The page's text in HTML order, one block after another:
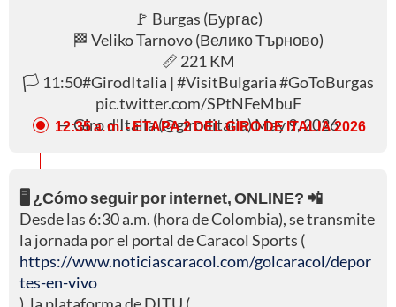
🚩 Burgas (Бургас)
🏁 Veliko Tarnovo (Велико Търново)
📏 221 KM
🏳️ 11:50#GirodItalia |#VisitBulgaria#GoToBurgas
pic.twitter.com/SPtNFeMbuF
— Giro d'Italia (@giroditalia)May 9, 2026
12:35 a. m.- ETAPA 2 DEL GIRO DE ITALIA 2026
🖥️ ¿Cómo seguir por internet, ONLINE? 📲
Desde las 6:30 a.m. (hora de Colombia), se transmite
la jornada por el portal de Caracol Sports (
https://www.noticiascaracol.com/golcaracol/depor
tes-en-vivo